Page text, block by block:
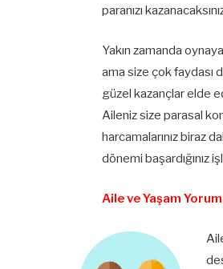
paranızı
Yakın zamanda
ama size çok faydası
güzel kazançlar elde
Aileniz size parasal
harcamalarınız biraz
dönemi başardığınız
Aile ve Yaşam